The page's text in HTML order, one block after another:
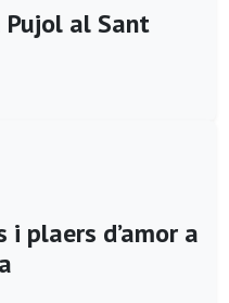
al Sant
plaers d’amor a